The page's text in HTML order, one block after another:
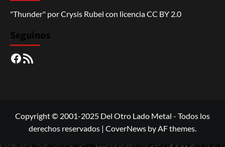
"Thunder" porCrysis Rubel con licenciaCC BY 2.0
Seguinos
Facebook
RSS
Copyright © 2001-2025 Del Otro Lado Metal - Todos los
derechos reservados | CoverNews by AF themes.